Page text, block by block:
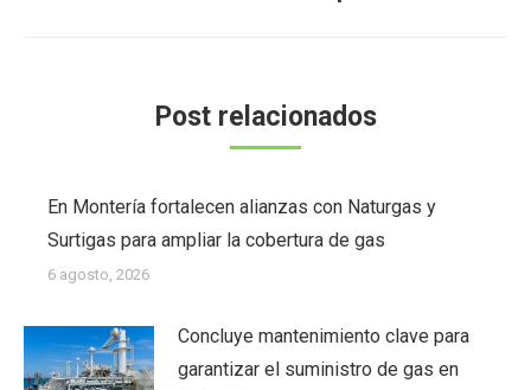
Post relacionados
En Montería fortalecen alianzas con Naturgas y
Surtigas para ampliar la cobertura de gas
6 agosto, 2026
Concluye mantenimiento clave para
garantizar el suministro de gas en